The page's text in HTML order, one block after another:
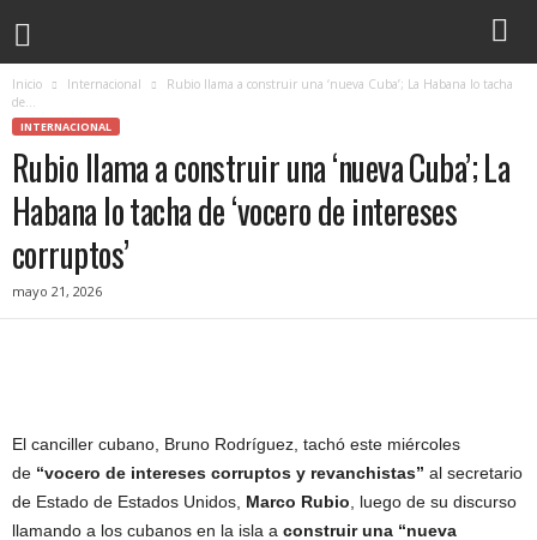
Inicio Internacional
Rubio llama a construir una ‘nueva Cuba’; La Habana lo tacha
de...
INTERNACIONAL
Rubio llama a construir una ‘nueva Cuba’; La
Habana lo tacha de ‘vocero de intereses
corruptos’
mayo 21, 2026
El canciller cubano, Bruno Rodríguez, tachó este miércoles
de “vocero de intereses corruptos y revanchistas” al secretario
de Estado de Estados Unidos, Marco Rubio , luego de su discurso
llamando a los cubanos en la isla a construir una “nueva